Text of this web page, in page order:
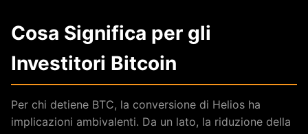
Cosa Significa per gli
Investitori Bitcoin
Per chi detiene BTC, la conversione di Helios ha
implicazioni ambivalenti. Da un lato, la riduzione della